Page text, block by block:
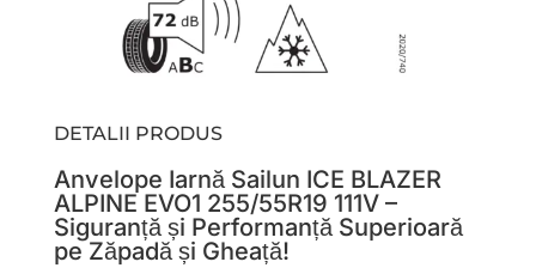
DETALII PRODUS
Anvelope Iarnă Sailun ICE BLAZER
ALPINE EVO1 255/55R19 111V –
Siguranță și Performanță Superioară
pe Zăpadă și Gheață!